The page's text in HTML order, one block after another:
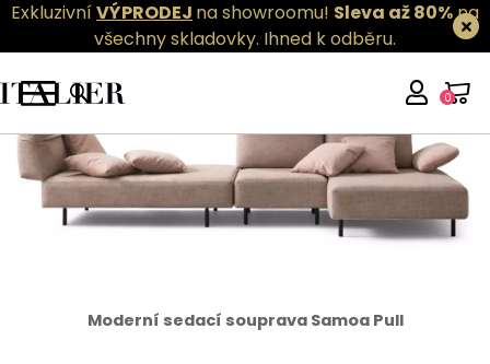
ExkluzivníVÝPRODEJ na showroomu! Sleva až 80%na
všechny skladovky. Ihned k odběru.
0
Moderní sedací souprava Samoa Pull